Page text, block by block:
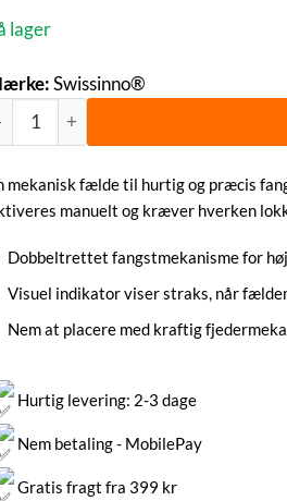
lager
Swissinno®
Muldvarpefælde |
mekanisk fælde til hurtig og præcis
manuelt og kræver hverken
Dobbeltrettet fangstmekanisme for
Visuel indikator viser straks, når
Nem at placere med kraftig
Hurtig levering: 2-3 dage
Nem betaling - MobilePay
Gratis fragt fra 399 kr